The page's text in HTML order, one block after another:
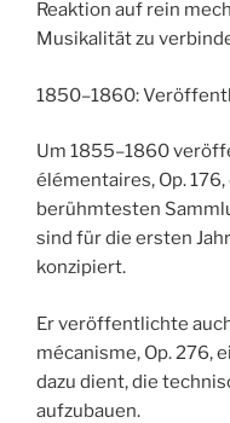
Reaktion auf rein
Musikalität zu
1850–1860:
Um 1855–1860
élémentaires, Op.
berühmtesten
sind für die ersten
konzipiert.
Er veröffentlichte
mécanisme, Op. 276,
dazu dient, die
aufzubauen.